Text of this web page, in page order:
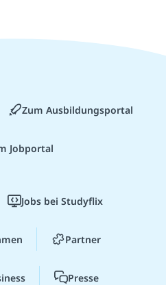
Zum Ausbildungsportal
Jobportal
Jobs bei Studyflix
Partner
Presse